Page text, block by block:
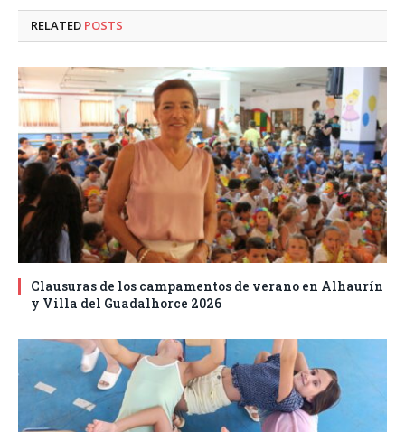
RELATED POSTS
Clausuras de los campamentos de verano en Alhaurín
y Villa del Guadalhorce 2026